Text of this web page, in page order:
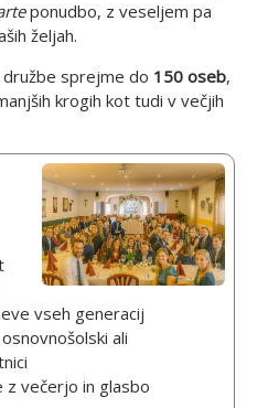
ponudbo, z veseljem pa
željah.
družbe sprejme do 150 oseb,
krogih kot tudi v večjih
vseh generacij
ali
z večerjo in glasbo